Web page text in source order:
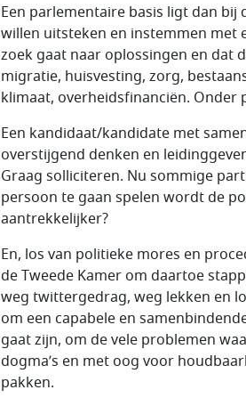
Een parlementaire basis ligt dan
willen uitsteken en instemmen met
zoek gaat naar oplossingen en dat
migratie, huisvesting, zorg,
klimaat, overheidsfinanciën. Onder
Een kandidaat/kandidate met
overstijgend denken en
Graag solliciteren. Nu sommige
persoon te gaan spelen wordt de
aantrekkelijker?
En, los van politieke mores en
de Tweede Kamer om daartoe
weg twittergedrag, weg lekken en
om een capabele en
gaat zijn, om de vele problemen
dogma’s en met oog voor
pakken.